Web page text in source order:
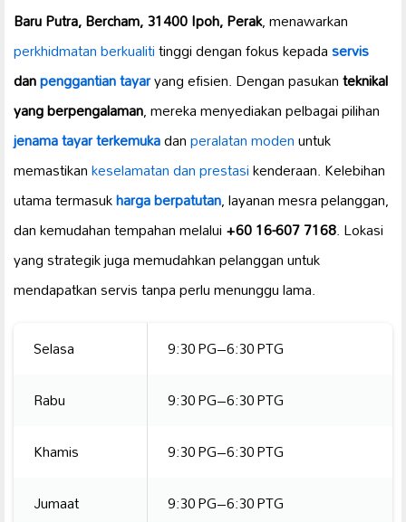
Baru Putra, Bercham, 31400 Ipoh, Perak, menawarkan
perkhidmatan berkualititinggi dengan fokus kepadaservis
danpenggantian tayaryang efisien. Dengan pasukanteknikal
yang berpengalaman, mereka menyediakan pelbagai pilihan
jenama tayar terkemukadanperalatan modenuntuk
memastikankeselamatan dan prestasikenderaan. Kelebihan
utama termasukharga berpatutan, layanan mesra pelanggan,
dan kemudahan tempahan melalui+60 16-607 7168. Lokasi
yang strategik juga memudahkan pelanggan untuk
mendapatkan servis tanpa perlu menunggu lama.
Selasa
9:30 PG–6:30 PTG
Rabu
9:30 PG–6:30 PTG
Khamis
9:30 PG–6:30 PTG
Jumaat
9:30 PG–6:30 PTG